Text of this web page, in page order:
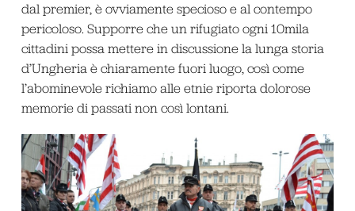
dal premier, è ovviamente specioso e al contempo
pericoloso. Supporre che un rifugiato ogni 10mila
cittadini possa mettere in discussione la lunga storia
d’Ungheria è chiaramente fuori luogo, così come
l’abominevole richiamo alle etnie riporta dolorose
memorie di passati non così lontani.